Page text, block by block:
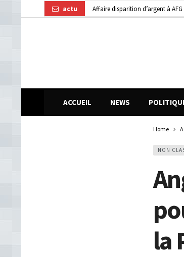
actu Affaire disparition d’argent à
Kindia : huit personnes
ACCUEIL NEWS
Home
NON
la